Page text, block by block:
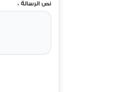
نص الرسالة *